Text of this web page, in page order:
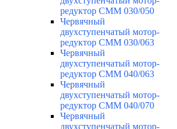
редуктор CMM 030/050
Червячный
двухступенчатый мотор-
редуктор CMM 030/063
Червячный
двухступенчатый мотор-
редуктор CMM 040/063
Червячный
двухступенчатый мотор-
редуктор CMM 040/070
Червячный
двухступенчатый мотор-